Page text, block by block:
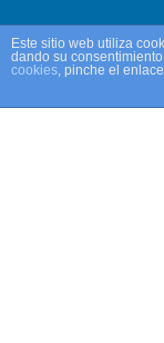
Este sitio web utiliza
dando su
cookies , pinche el